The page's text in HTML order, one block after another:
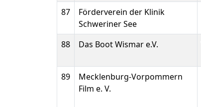
87
Förderverein der Klinik
Schweriner See
88 Das Boot Wismar e.V.
89
Mecklenburg-Vorpommern
Film e. V.